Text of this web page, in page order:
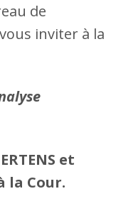
de
inviter à la
et
la Cour.